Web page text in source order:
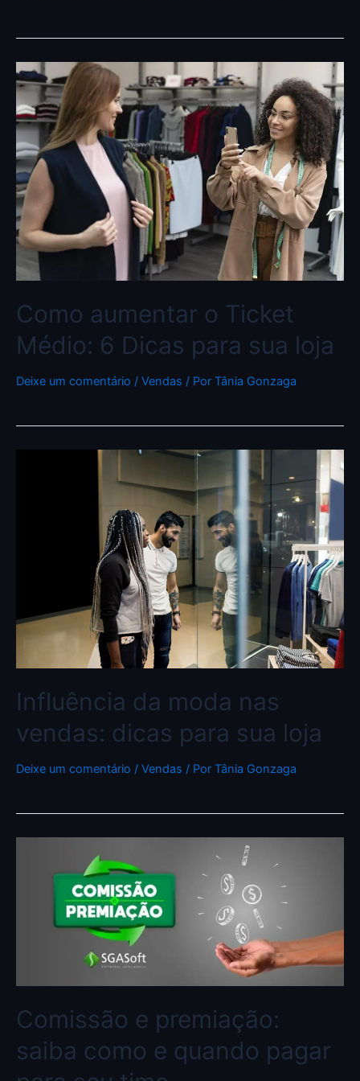
Como aumentar o Ticket
Médio: 6 Dicas para sua loja
Deixe um comentário / Vendas / Por Tânia Gonzaga
Influência da moda nas
vendas: dicas para sua loja
Deixe um comentário / Vendas / Por Tânia Gonzaga
Comissão e premiação:
saiba como e quando pagar